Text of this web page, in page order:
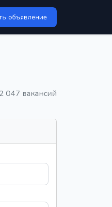
объявление
047 вакансий